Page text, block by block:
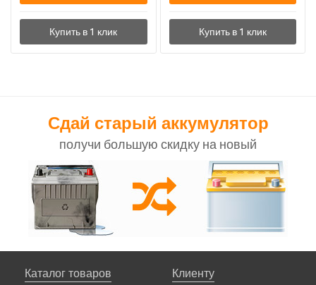
Сдай старый аккумулятор
получи большую скидку на новый
Каталог товаров Клиенту